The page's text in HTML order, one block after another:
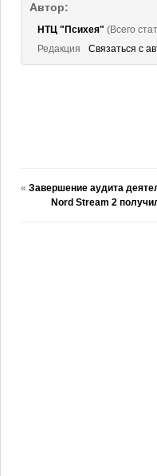
Автор:
НТЦ "Психея" (Всего
Редакция
Связаться с
« Завершение аудита
Nord Stream 2